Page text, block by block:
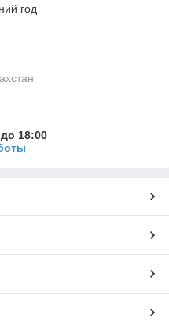
год
18:00